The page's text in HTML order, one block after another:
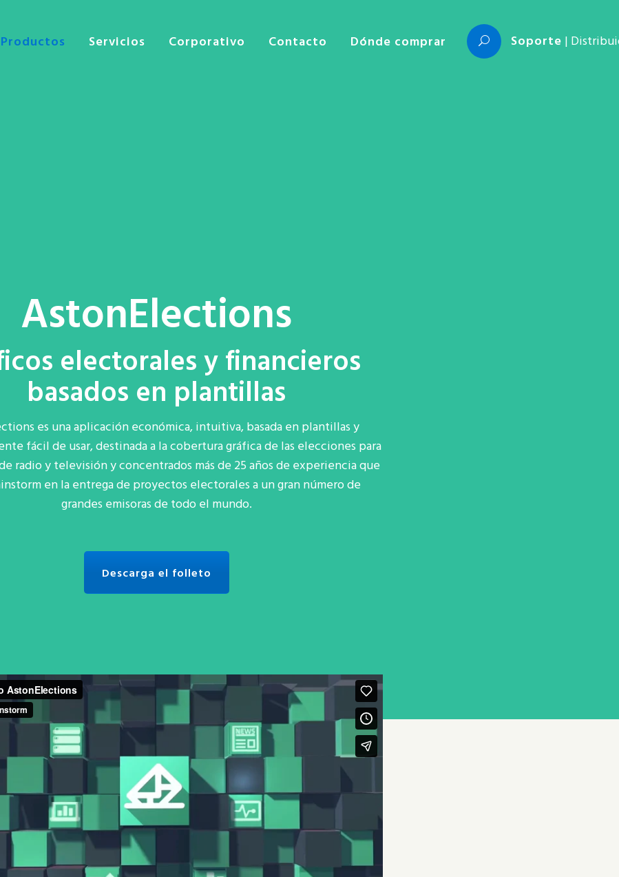
Productos Servicios Corporativo Contacto Dónde comprar Soporte |
AstonElections
electorales y financieros
basados en plantillas
es una aplicación económica, intuitiva, basada en plantillas y
fácil de usar, destinada a la cobertura gráfica de las elecciones para
radio y televisióny concentrados más de 25años de experiencia que
en la entrega de proyectos electorales a un gran número de
grandes emisoras de todo el mundo.
Descarga el folleto